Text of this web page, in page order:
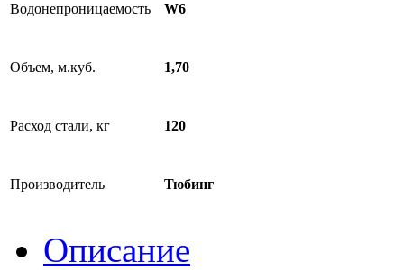
Водонепроницаемость W6
Объем, м.куб. 1,70
Расход стали, кг 120
Производитель Тюбинг
Описание